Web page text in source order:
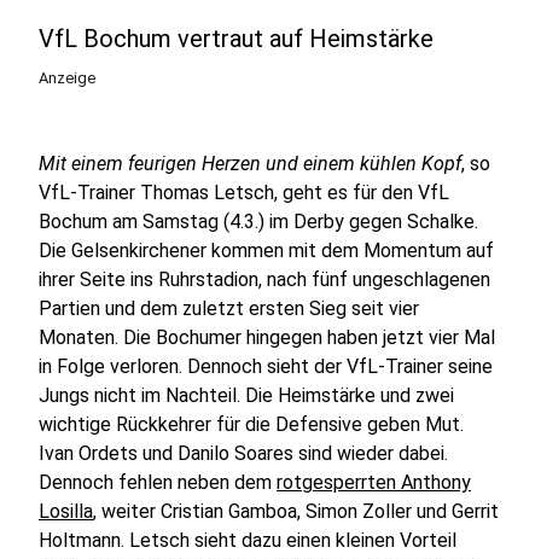
VfL Bochum vertraut auf Heimstärke
Anzeige
Mit einem feurigen Herzen und einem kühlen Kopf, so
VfL-Trainer Thomas Letsch, geht es für den VfL
Bochum am Samstag (4.3.) im Derby gegen Schalke.
Die Gelsenkirchener kommen mit dem Momentum auf
ihrer Seite ins Ruhrstadion, nach fünf ungeschlagenen
Partien und dem zuletzt ersten Sieg seit vier
Monaten. Die Bochumer hingegen haben jetzt vier Mal
in Folge verloren. Dennoch sieht der VfL-Trainer seine
Jungs nicht im Nachteil. Die Heimstärke und zwei
wichtige Rückkehrer für die Defensive geben Mut.
Ivan Ordets und Danilo Soares sind wieder dabei.
Dennoch fehlen neben dem rotgesperrten Anthony
Losilla, weiter Cristian Gamboa, Simon Zoller und Gerrit
Holtmann. Letsch sieht dazu einen kleinen Vorteil